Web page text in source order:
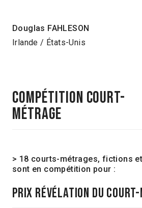
Douglas FAHLESON
Irlande / États-Unis
COMPÉTITION COURT-
MÉTRAGE
> 18 courts-métrages, fictions
sont en compétition pour :
PRIX RÉVÉLATION DU